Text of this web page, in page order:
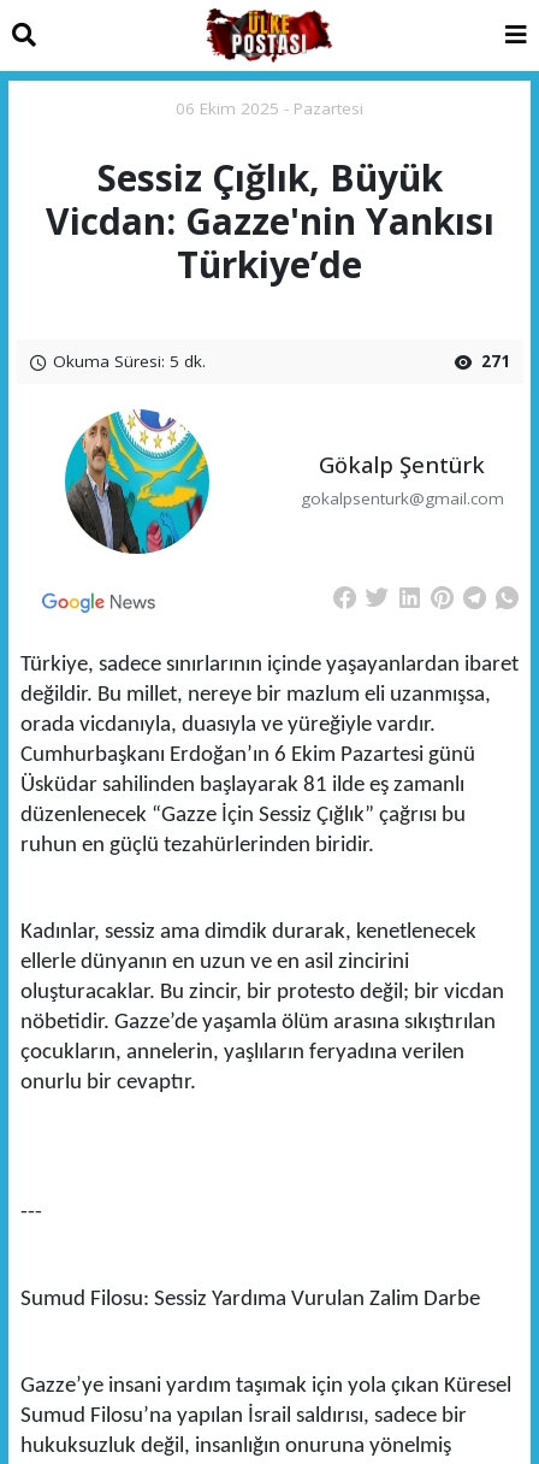
06 Ekim 2025 - Pazartesi
Sessiz Çığlık, Büyük
Vicdan: Gazze'nin Yankısı
Türkiye’de
Okuma Süresi: 5 dk. 271
Gökalp Şentürk
gokalpsenturk@gmail.com
Türkiye, sadece sınırlarının içinde yaşayanlardan ibaret
değildir. Bu millet, nereye bir mazlum eli uzanmışsa,
orada vicdanıyla, duasıyla ve yüreğiyle vardır.
Cumhurbaşkanı Erdoğan’ın 6 Ekim Pazartesi günü
Üsküdar sahilinden başlayarak 81 ilde eş zamanlı
düzenlenecek “Gazze İçin Sessiz Çığlık” çağrısı bu
ruhun en güçlü tezahürlerinden biridir.
Kadınlar, sessiz ama dimdik durarak, kenetlenecek
ellerle dünyanın en uzun ve en asil zincirini
oluşturacaklar. Bu zincir, bir protesto değil; bir vicdan
nöbetidir. Gazze’de yaşamla ölüm arasına sıkıştırılan
çocukların, annelerin, yaşlıların feryadına verilen
onurlu bir cevaptır.
---
Sumud Filosu: Sessiz Yardıma Vurulan Zalim Darbe
Gazze’ye insani yardım taşımak için yola çıkan Küresel
Sumud Filosu’na yapılan İsrail saldırısı, sadece bir
hukuksuzluk değil, insanlığın onuruna yönelmiş